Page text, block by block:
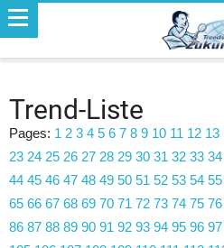
Trend-Liste
Pages: 1 2 3 4 5 6 7 8 9 10 11 12 13
23 24 25 26 27 28 29 30 31 32 33 34
44 45 46 47 48 49 50 51 52 53 54 55
65 66 67 68 69 70 71 72 73 74 75 76
86 87 88 89 90 91 92 93 94 95 96 97